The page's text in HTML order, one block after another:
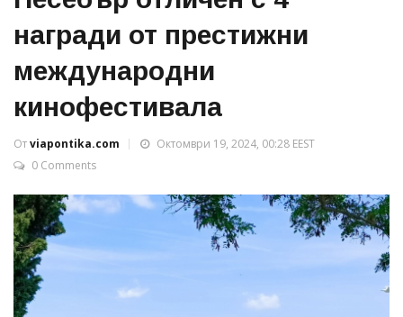
награди от престижни
международни
кинофестивала
Отviapontika.com
Октомври 19, 2024, 00:28 EEST
0 Comments